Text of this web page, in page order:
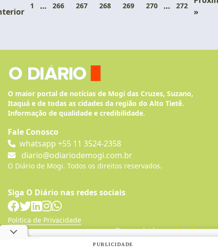
1 … 266 267 268 269 270 … 272
»
O maior portal de notícias de Mogi das Cruzes, Suzano,
Itaquá e de todas as cidades da região do Alto Tietê.
Informação de qualidade e credibilidade.
Fale Conosco
whatsapp +55 11 3524-2358
diario@odiariodemogi.com.br
O Diário de Mogi. Todos os direitos reservados.
Siga O Diário nas redes sociais
Politica de Privacidade
Desenvolvido porCaio Souza
Utilizamos cookies, de acordo com a nossa
PUBLICIDADE